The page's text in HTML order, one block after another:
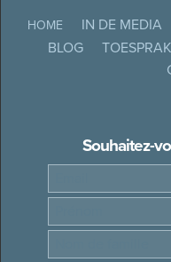
HOME IN DE MEDIA
BLOG
Souhaitez-